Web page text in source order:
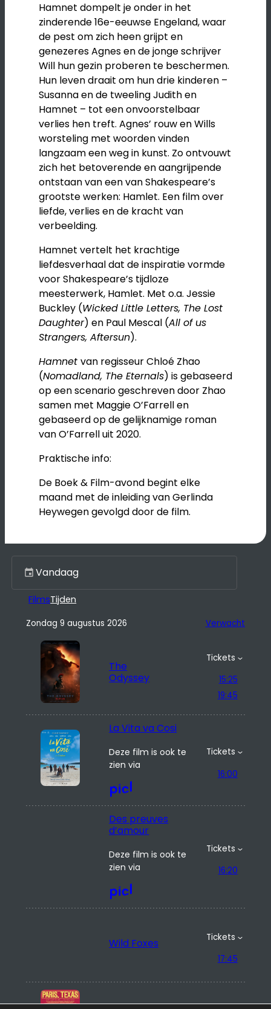
Hamnet dompelt je onder in het
zinderende 16e-eeuwse Engeland, waar
de pest om zich heen grijpt en
genezeres Agnes en de jonge schrijver
Will hun gezin proberen te beschermen.
Hun leven draait om hun drie kinderen –
Susanna en de tweeling Judith en
Hamnet – tot een onvoorstelbaar
verlies hen treft. Agnes’ rouw en Wills
worsteling met woorden vinden
langzaam een weg in kunst. Zo ontvouwt
zich het betoverende en aangrijpende
ontstaan van een van Shakespeare’s
grootste werken: Hamlet. Een film over
liefde, verlies en de kracht van
verbeelding.
Hamnet vertelt het krachtige
liefdesverhaal dat de inspiratie vormde
voor Shakespeare’s tijdloze
meesterwerk, Hamlet. Met o.a. Jessie
Buckley (Wicked Little Letters, The Lost
Daughter) en Paul Mescal (All of us
Strangers, Aftersun).
Hamnet van regisseur Chloé Zhao
(Nomadland, The Eternals) is gebaseerd
op een scenario geschreven door Zhao
samen met Maggie O’Farrell en
gebaseerd op de gelijknamige roman
van O’Farrell uit 2020.
Praktische info:
De Boek & Film-avond begint elke
maand met de inleiding van Gerlinda
Heywegen gevolgd door de film.
Kies een dag
FilmsTijden
Zondag 9 augustus 2026 Verwacht
The
Odyssey
Tickets
15:25
19:45
La Vita va Cosi
Deze film is ook te
zien via
Tickets
16:00
Des preuves
d’amour
Deze film is ook te
zien via
Tickets
16:20
Wild Foxes
Tickets
17:45